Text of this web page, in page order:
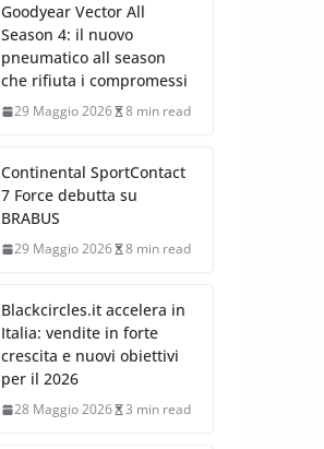
Goodyear Vector All
Season 4: il nuovo
pneumatico all season
che rifiuta i compromessi
29 Maggio 2026 8 min read
Continental SportContact
7 Force debutta su
BRABUS
29 Maggio 2026 8 min read
Blackcircles.it accelera in
Italia: vendite in forte
crescita e nuovi obiettivi
per il 2026
28 Maggio 2026 3 min read